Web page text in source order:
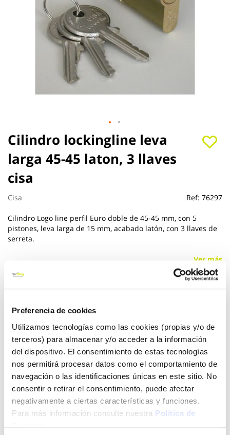
Preferencia de cookies
Utilizamos tecnologías como las cookies (propias y/o de
terceros) para almacenar y/o acceder a la información
del dispositivo. El consentimiento de estas tecnologías
nos permitirá procesar datos como el comportamiento de
navegación o las identificaciones únicas en este sitio. No
consentir o retirar el consentimiento, puede afectar
negativamente a ciertas características y funciones.
Para más información consulte nuestra Política de
Cilindro lockingline leva
larga 45-45 laton, 3 llaves
cisa
Cisa Ref: 76297
Cilindro Logo line perfil Euro doble de 45-45 mm, con 5
pistones, leva larga de 15 mm, acabado latón, con 3 llaves de
serreta.
Ver más
17,50 €
Añadir al carrito
Click&Collect - Recogida gratis
en nuestras tiendas
Envío a domicilio:
5 días hábiles
Saltar
al
comienzo
de
la
galería
de